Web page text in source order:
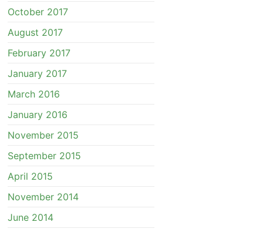
October 2017
August 2017
February 2017
January 2017
March 2016
January 2016
November 2015
September 2015
April 2015
November 2014
June 2014